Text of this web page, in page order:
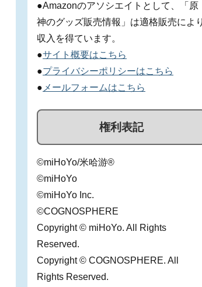
●Amazonのアソシエイトとして、「原
神のグッズ販売情報」は適格販売により
収入を得ています。
●サイト概要はこちら
●プライバシーポリシーはこちら
● メールフォームはこちら
権利表記
©miHoYo/米哈游®
©miHoYo
©miHoYo Inc.
©COGNOSPHERE
Copyright © miHoYo. All Rights
Reserved.
Copyright © COGNOSPHERE. All
Rights Reserved.